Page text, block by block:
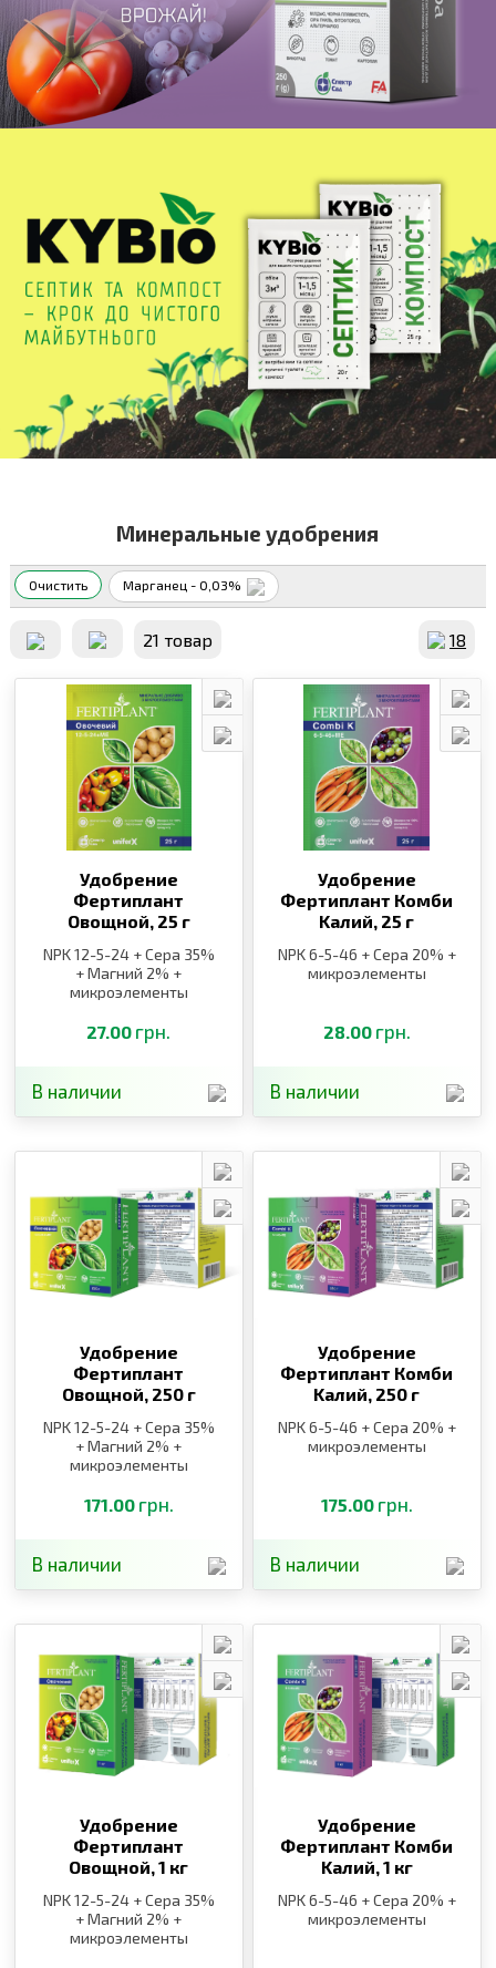
Минеральные удобрения
Очистить Марганец - 0,03%
21 товар 18
Удобрение
Фертиплант
Овощной, 25 г
NPK 12-5-24 + Сера 35%
+ Магний 2% +
микроэлементы
27.00 грн.
В наличии
Удобрение
Фертиплант Комби
Kалий, 25 г
NPK 6-5-46 + Сера 20% +
микроэлементы
28.00 грн.
В наличии
Удобрение
Фертиплант
Овощной, 250 г
NPK 12-5-24 + Сера 35%
+ Магний 2% +
микроэлементы
171.00 грн.
В наличии
Удобрение
Фертиплант Комби
Kалий, 250 г
NPK 6-5-46 + Сера 20% +
микроэлементы
175.00 грн.
В наличии
Удобрение
Фертиплант
Овощной,1 кг
NPK 12-5-24 + Сера 35%
+ Магний 2% +
микроэлементы
Удобрение
Фертиплант Комби
Kалий,1 кг
NPK 6-5-46 + Сера 20% +
микроэлементы